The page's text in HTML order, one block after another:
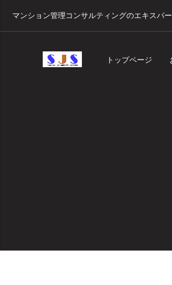
マンション管理コンサルティングのエキスパ
トップページ